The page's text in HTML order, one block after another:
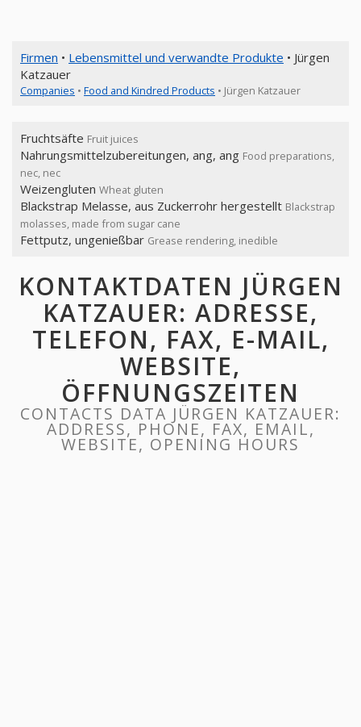
Firmen • Lebensmittel und verwandte Produkte • Jürgen
Katzauer
Companies • Food and Kindred Products • Jürgen Katzauer
Fruchtsäfte Fruit juices
Nahrungsmittelzubereitungen, ang, ang Food preparations,
nec, nec
Weizengluten Wheat gluten
Blackstrap Melasse, aus Zuckerrohr hergestellt Blackstrap
molasses, made from sugar cane
Fettputz, ungenießbar Grease rendering, inedible
KONTAKTDATEN JÜRGEN
KATZAUER: ADRESSE,
TELEFON, FAX, E-MAIL,
WEBSITE,
ÖFFNUNGSZEITEN
CONTACTS DATA JÜRGEN KATZAUER:
ADDRESS, PHONE, FAX, EMAIL,
WEBSITE, OPENING HOURS